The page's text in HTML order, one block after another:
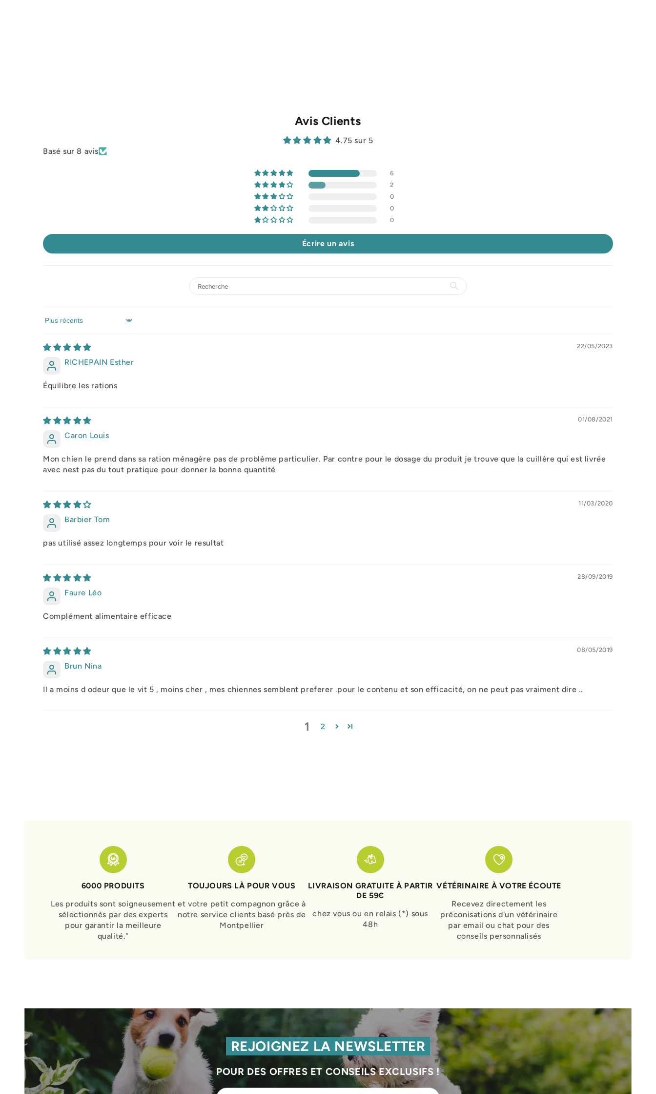
Avis Clients
4.75 sur 5
Basé sur 8 avis
6
2
0
0
0
Écrire un avis
Sort by
22/05/2023
RICHEPAIN Esther
Équilibre les rations
01/08/2021
Caron Louis
Mon chien le prend dans sa ration ménagère pas de problème particulier. Par contre pour le dosage du produit je trouve que la cuillère qui est livrée
avec nest pas du tout pratique pour donner la bonne quantité
11/03/2020
Barbier Tom
pas utilisé assez longtemps pour voir le resultat
28/09/2019
Faure Léo
Complément alimentaire efficace
08/05/2019
Brun Nina
Il a moins d odeur que le vit 5 , moins cher , mes chiennes semblent preferer .pour le contenu et son efficacité, on ne peut pas vraiment dire ..
1 2
6000 PRODUITS
Les produits sont soigneusement
sélectionnés par des experts
pour garantir la meilleure
qualité."
TOUJOURS LÀ POUR VOUS
et votre petit compagnon grâce à
notre service clients basé près de
Montpellier
LIVRAISON GRATUITE À PARTIR
DE 59€
chez vous ou en relais (*) sous
48h
VÉTÉRINAIRE À VOTRE ÉCOUTE
Recevez directement les
préconisations d'un vétérinaire
par email ou chat pour des
conseils personnalisés
REJOIGNEZ LA NEWSLETTER
POUR DES OFFRES ET CONSEILS EXCLUSIFS !